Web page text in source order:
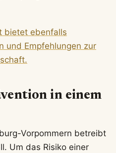
bietet ebenfalls
und Empfehlungen zur
in einem
Vorpommern betreibt
Um das Risiko einer